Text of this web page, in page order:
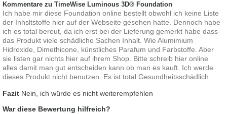
Kommentare zu TimeWise Luminous 3D® Foundation
Ich habe mir diese Foundation online bestellt obwohl ich keine Liste
der Inhsltstoffe hier auf der Webseite gesehen hatte. Dennoch habe
ich es total bereut, da ich erst bei der Lieferung gemerkt habe dass
das Produkt viele schädliche Sachen Inhalt. Wie Alumimium
Hidroxide, Dimethicone, künstliches Parafum und Farbstoffe. Aber
sie listen gar nichts hier auf ihrem Shop. Bitte schreib hier online
alles damit man gut entscheiden kann ob man es kauft. Ich werde
dieses Produkt nicht benutzen. Es ist total Gesundheitsschädlich
Fazit Nein, ich würde es nicht weiterempfehlen
War diese Bewertung hilfreich?